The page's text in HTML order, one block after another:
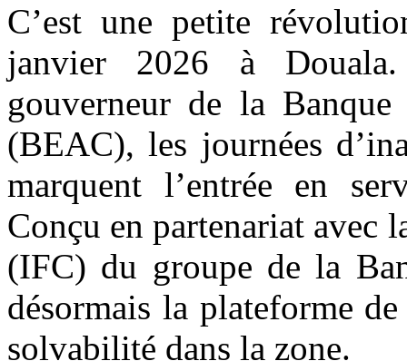
C’est une petite
janvier 2026 à
gouverneur de la
(BEAC), les journées
marquent l’entrée en
Conçu en partenariat avec
(IFC) du groupe de la
désormais la plateforme
solvabilité dans la zone.